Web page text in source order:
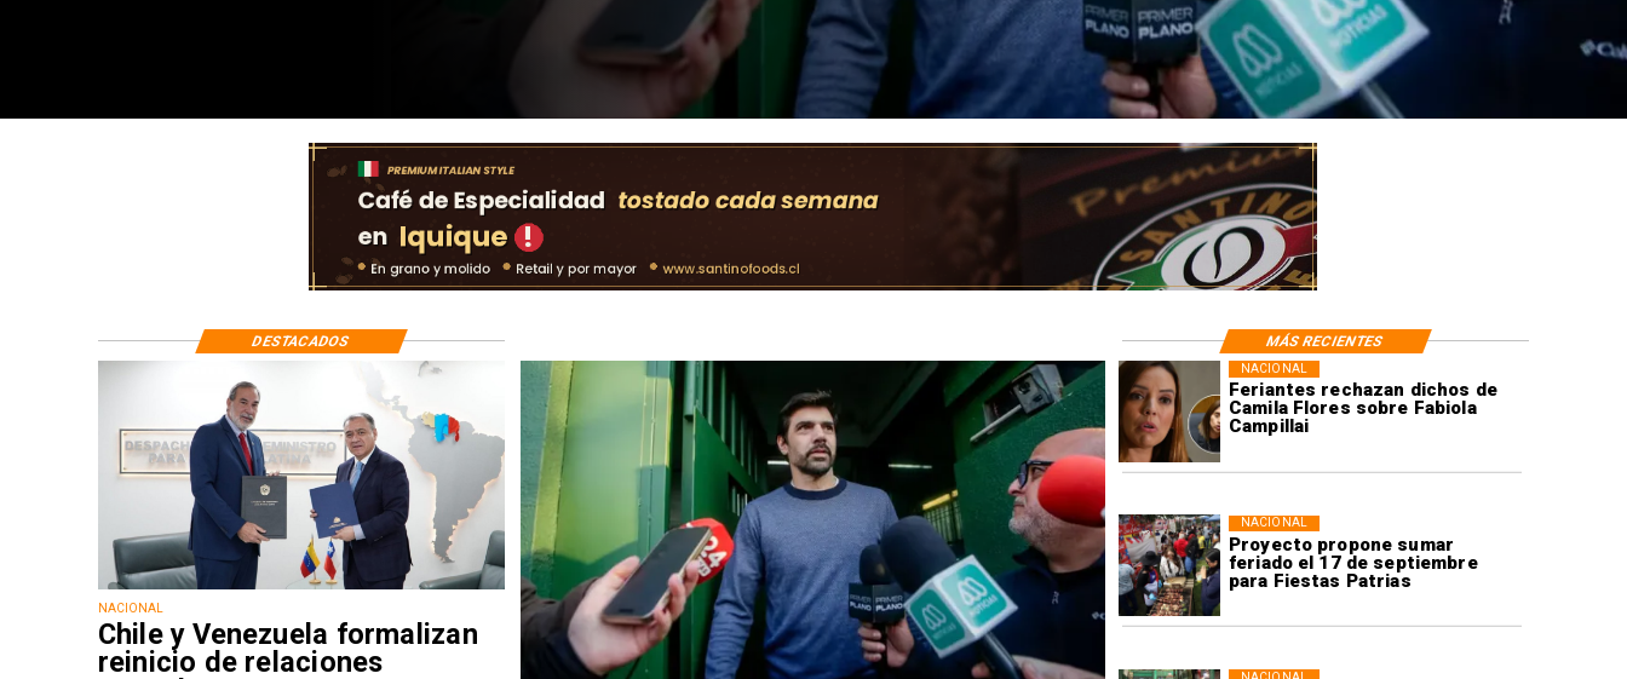
Feriantes rechazan dichos de
Camila Flores sobre Fabiola
Campillai
NACIONAL
Proyecto propone sumar
feriado el 17 de septiembre
para Fiestas Patrias
NACIONAL
NACIONAL
Chile y Venezuela formalizan
reinicio de relaciones
DESTACADOS MÁS RECIENTES